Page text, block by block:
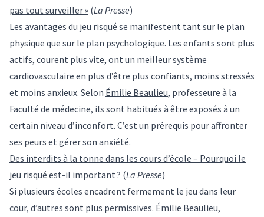
pas tout surveiller » (La Presse)
Les avantages du jeu risqué se manifestent tant sur le plan
physique que sur le plan psychologique. Les enfants sont plus
actifs, courent plus vite, ont un meilleur système
cardiovasculaire en plus d’être plus confiants, moins stressés
et moins anxieux. Selon Émilie Beaulieu, professeure à la
Faculté de médecine, ils sont habitués à être exposés à un
certain niveau d’inconfort. C’est un prérequis pour affronter
ses peurs et gérer son anxiété.
Des interdits à la tonne dans les cours d’école – Pourquoi le
jeu risqué est-il important ? (La Presse)
Si plusieurs écoles encadrent fermement le jeu dans leur
cour, d’autres sont plus permissives. Émilie Beaulieu,